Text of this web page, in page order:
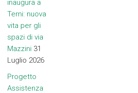
inaugura a
Terni: nuova
vita per gli
spazi di via
Mazzini 31
Luglio 2026
Progetto
Assistenza